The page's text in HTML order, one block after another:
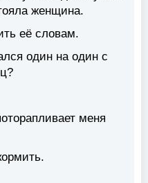
женщина.
её словам.
один на один с
меня